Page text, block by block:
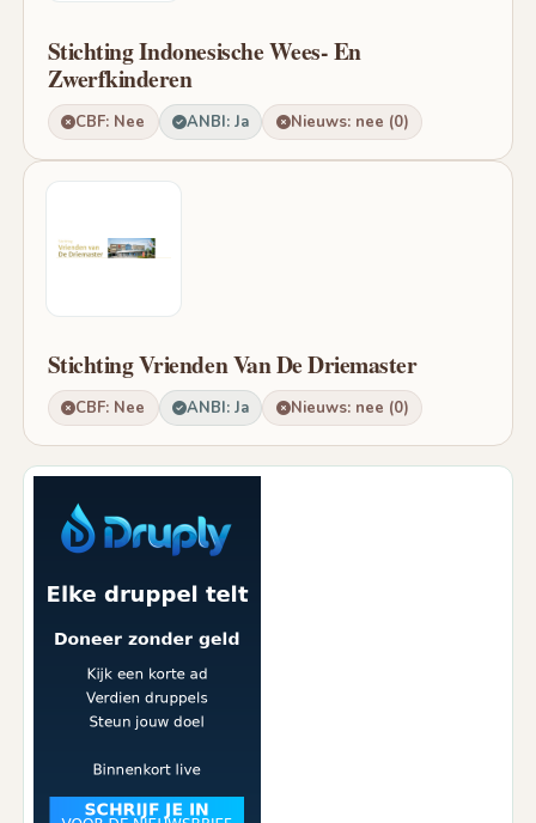
Stichting Indonesische Wees- En
Zwerfkinderen
CBF: Nee ANBI: Ja Nieuws: nee (0)
Stichting Vrienden Van De Driemaster
CBF: Nee ANBI: Ja Nieuws: nee (0)